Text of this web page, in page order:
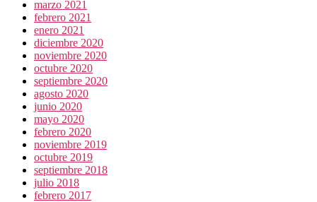
marzo 2021
febrero 2021
enero 2021
diciembre 2020
noviembre 2020
octubre 2020
septiembre 2020
agosto 2020
junio 2020
mayo 2020
febrero 2020
noviembre 2019
octubre 2019
septiembre 2018
julio 2018
febrero 2017